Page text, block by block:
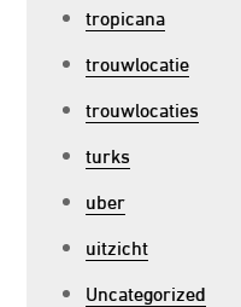
tropicana
trouwlocatie
trouwlocaties
turks
uber
uitzicht
Uncategorized